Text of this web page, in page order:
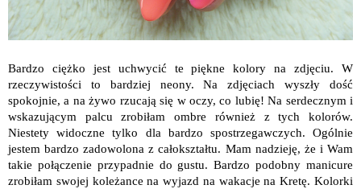
Bardzo ciężko jest uchwycić te piękne kolory na zdjęciu. W
rzeczywistości to bardziej neony. Na zdjęciach wyszły dość
spokojnie, a na żywo rzucają się w oczy, co lubię! Na serdecznym i
wskazującym palcu zrobiłam ombre również z tych kolorów.
Niestety widoczne tylko dla bardzo spostrzegawczych. Ogólnie
jestem bardzo zadowolona z całokształtu. Mam nadzieję, że i Wam
takie połączenie przypadnie do gustu. Bardzo podobny manicure
zrobiłam swojej koleżance na wyjazd na wakacje na Kretę. Kolorki